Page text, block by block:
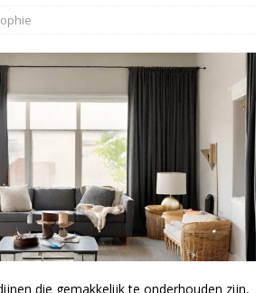
die gemakkelijk te onderhouden zijn,